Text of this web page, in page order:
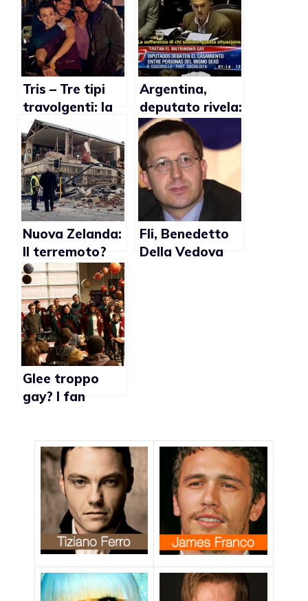
Tris – Tre tipi
travolgenti: la
web serie che
parla di gay
Argentina,
deputato rivela:
“Ho un figlio
gay e ne sono
fiero”
Nuova Zelanda:
Il terremoto?
Colpa dei gay
secondo sito
cristiano
omofobo
Fli, Benedetto
Della Vedova
Glee troppo
gay? I fan